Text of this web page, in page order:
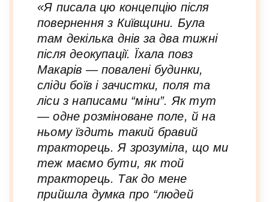
«Я писала цю концепцію після
повернення з Київщини. Була
там декілька днів за два тижні
після деокупації. Їхала повз
Макарів — повалені будинки,
сліди боїв і зачистки, поля та
ліси з написами “міни”. Як тут
— одне розміноване поле, й на
ньому їздить такий бравий
тракторець. Я зрозуміла, що ми
теж маємо бути, як той
тракторець. Так до мене
прийшла думка про “людей